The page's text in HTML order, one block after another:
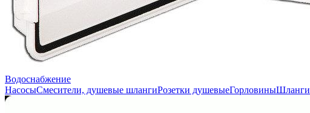
Водоснабжение
НасосыСмесители, душевые шлангиРозетки душевыеГорловиныШланги